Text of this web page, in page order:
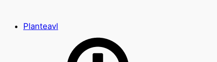
Planteavl